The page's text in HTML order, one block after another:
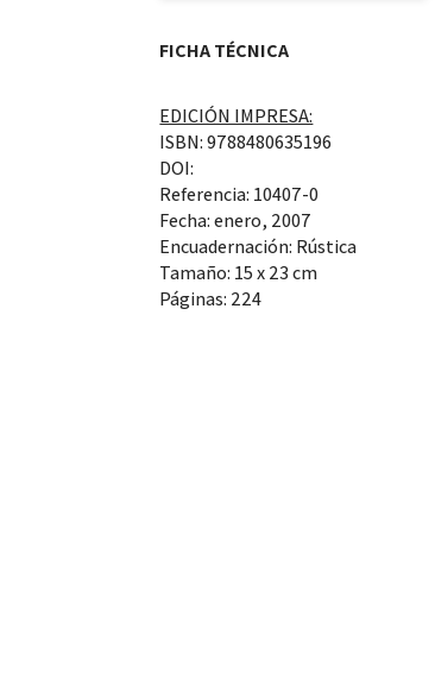
FICHA TÉCNICA
EDICIÓN IMPRESA:
ISBN: 9788480635196
DOI:
Referencia: 10407-0
Fecha: enero, 2007
Encuadernación: Rústica
Tamaño: 15 x 23 cm
Páginas: 224